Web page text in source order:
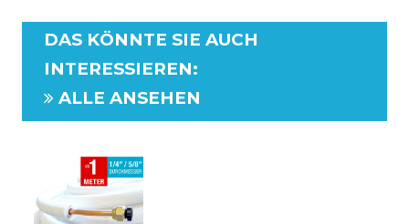
DAS KÖNNTE SIE AUCH
INTERESSIEREN:
ALLE ANSEHEN